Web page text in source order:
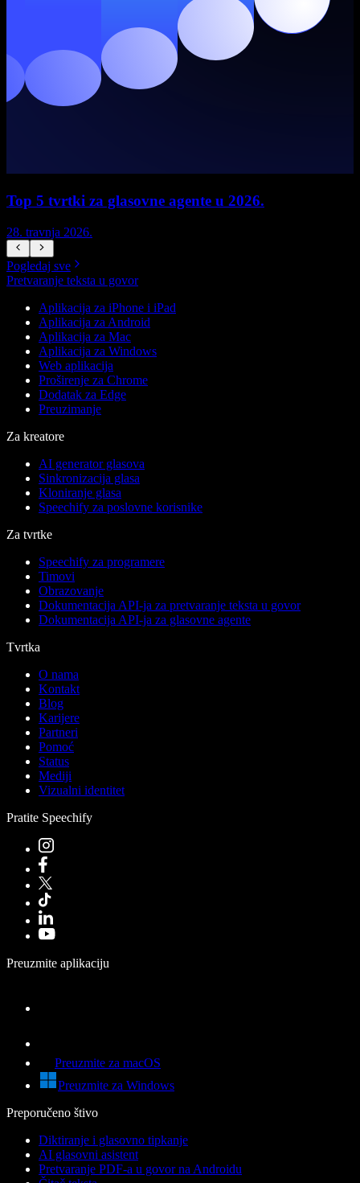
Top 5 tvrtki za glasovne agente u 2026.
28. travnja 2026.
Pogledaj sve
Pretvaranje teksta u govor
Aplikacija za iPhone i iPad
Aplikacija za Android
Aplikacija za Mac
Aplikacija za Windows
Web aplikacija
Proširenje za Chrome
Dodatak za Edge
Preuzimanje
Za kreatore
AI generator glasova
Sinkronizacija glasa
Kloniranje glasa
Speechify za poslovne korisnike
Za tvrtke
Speechify za programere
Timovi
Obrazovanje
Dokumentacija API-ja za pretvaranje teksta u govor
Dokumentacija API-ja za glasovne agente
Tvrtka
O nama
Kontakt
Blog
Karijere
Partneri
Pomoć
Status
Mediji
Vizualni identitet
Pratite Speechify
Preuzmite aplikaciju
Preuzmite za macOS
Preuzmite za Windows
Preporučeno štivo
Diktiranje i glasovno tipkanje
AI glasovni asistent
Pretvaranje PDF-a u govor na Androidu